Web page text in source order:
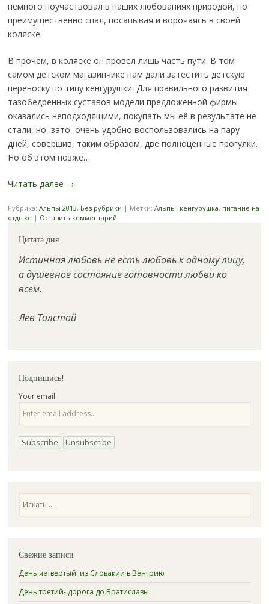
немного поучаствовал в наших любованиях природой, но
преимущественно спал, посапывая и ворочаясь в своей
коляске.
В прочем, в коляске он провел лишь часть пути. В том
самом детском магазинчике нам дали затестить детскую
переноску по типу кенгурушки. Для правильного развития
тазобедренных суставов модели предложенной фирмы
оказались неподходящими, покупать мы её в результате не
стали, но, зато, очень удобно воспользовались на пару
дней, совершив, таким образом, две полноценные прогулки.
Но об этом позже…
Читать далее →
Рубрика: Альпы 2013, Без рубрики | Метки: Альпы, кенгурушка, питание на
отдыхе | Оставить комментарий
Цитата дня
Истинная любовь не есть любовь к одному лицу,
а душевное состояние готовности любви ко
всем.
Лев Толстой
Подпишись!
Your email:
Свежие записи
День четвертый: из Словакии в Венгрию
День третий- дорога до Братиславы.